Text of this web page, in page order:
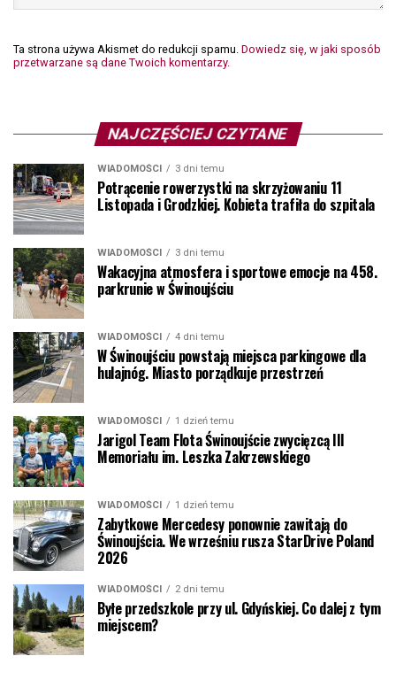
Ta strona używa Akismet do redukcji spamu. Dowiedz się, w jaki sposób
przetwarzane są dane Twoich komentarzy.
NAJCZĘŚCIEJ CZYTANE
WIADOMOŚCI 3 dni temu
Potrącenie rowerzystki na skrzyżowaniu 11
Listopada i Grodzkiej. Kobieta trafiła do szpitala
WIADOMOŚCI 3 dni temu
Wakacyjna atmosfera i sportowe emocje na 458.
parkrunie w Świnoujściu
WIADOMOŚCI 4 dni temu
W Świnoujściu powstają miejsca parkingowe dla
hulajnóg. Miasto porządkuje przestrzeń
WIADOMOŚCI 1 dzień temu
Jarigol Team Flota Świnoujście zwycięzcą III
Memoriału im. Leszka Zakrzewskiego
WIADOMOŚCI 1 dzień temu
Zabytkowe Mercedesy ponownie zawitają do
Świnoujścia. We wrześniu rusza StarDrive Poland
2026
WIADOMOŚCI 2 dni temu
Byłe przedszkole przy ul. Gdyńskiej. Co dalej z tym
miejscem?